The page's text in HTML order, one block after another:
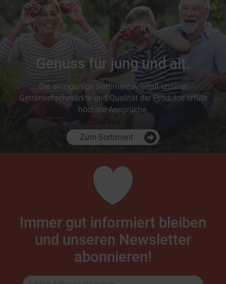
Genuss für jung und alt.
Die einzigartige Sortimentsvielfalt unserer
Getränkefachmärkte und Qualität der Produkte erfüllt
höchste Ansprüche.
Zum Sortiment
Immer gut informiert bleiben
und unseren Newsletter
abonnieren!